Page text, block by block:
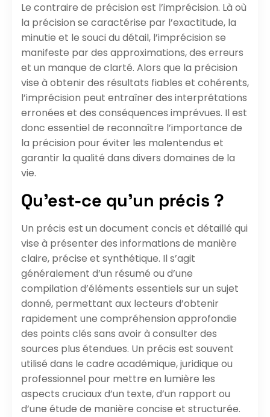
Le contraire de précision est l’imprécision. Là où
la précision se caractérise par l’exactitude, la
minutie et le souci du détail, l’imprécision se
manifeste par des approximations, des erreurs
et un manque de clarté. Alors que la précision
vise à obtenir des résultats fiables et cohérents,
l’imprécision peut entraîner des interprétations
erronées et des conséquences imprévues. Il est
donc essentiel de reconnaître l’importance de
la précision pour éviter les malentendus et
garantir la qualité dans divers domaines de la
vie.
Qu’est-ce qu’un précis ?
Un précis est un document concis et détaillé qui
vise à présenter des informations de manière
claire, précise et synthétique. Il s’agit
généralement d’un résumé ou d’une
compilation d’éléments essentiels sur un sujet
donné, permettant aux lecteurs d’obtenir
rapidement une compréhension approfondie
des points clés sans avoir à consulter des
sources plus étendues. Un précis est souvent
utilisé dans le cadre académique, juridique ou
professionnel pour mettre en lumière les
aspects cruciaux d’un texte, d’un rapport ou
d’une étude de manière concise et structurée.